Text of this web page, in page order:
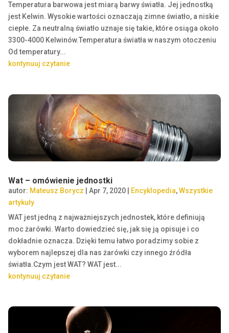
Temperatura barwowa jest miarą barwy światła. Jej jednostką
jest Kelwin. Wysokie wartości oznaczają zimne światło, a niskie
ciepłe. Za neutralną światło uznaje się takie, które osiąga około
3300-4000 Kelwinów.Temperatura światła w naszym otoczeniu
Od temperatury...
kontynuuj czytanie
Wat – omówienie jednostki
autor: Mateusz Borycz | Apr 7, 2020| Encyklopedia,Wszystkie
artykuły
WAT jest jedną z najważniejszych jednostek, które definiują
moc żarówki. Warto dowiedzieć się, jak się ją opisuje i co
dokładnie oznacza. Dzięki temu łatwo poradzimy sobie z
wyborem najlepszej dla nas żarówki czy innego źródła
światła.Czym jest WAT? WAT jest...
kontynuuj czytanie